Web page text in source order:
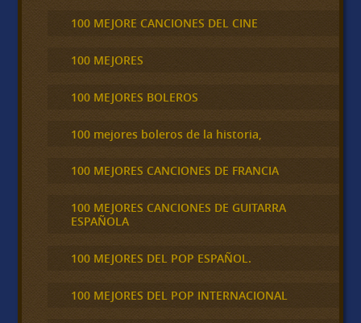
100 MEJORE CANCIONES DEL CINE
100 MEJORES
100 MEJORES BOLEROS
100 mejores boleros de la historia,
100 MEJORES CANCIONES DE FRANCIA
100 MEJORES CANCIONES DE GUITARRA
ESPAÑOLA
100 MEJORES DEL POP ESPAÑOL.
100 MEJORES DEL POP INTERNACIONAL